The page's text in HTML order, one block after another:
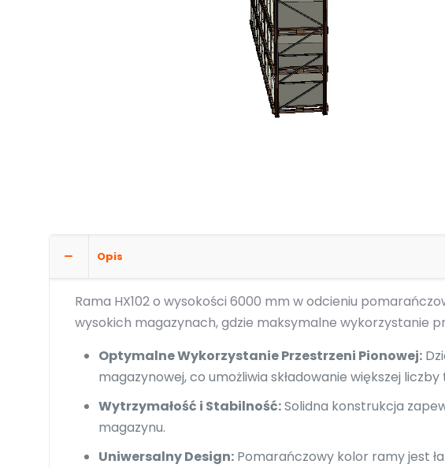
Opis
Rama HX102 o wysokości 6000 mm w odcieniu
wysokich magazynach, gdzie maksymalne wykorzystanie
Optymalne Wykorzystanie Przestrzeni Pionowej:
magazynowej, co umożliwia składowanie większej
Wytrzymałość i Stabilność:Solidna konstrukcja
magazynu.
Uniwersalny Design:Pomarańczowy kolor ramy jest